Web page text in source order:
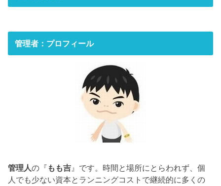
管理者：プロフィール
管理人の『 もも吉 』です。時間と場所にとらわれず、個
人でも少ない資本とランニングコストで継続的に多くの